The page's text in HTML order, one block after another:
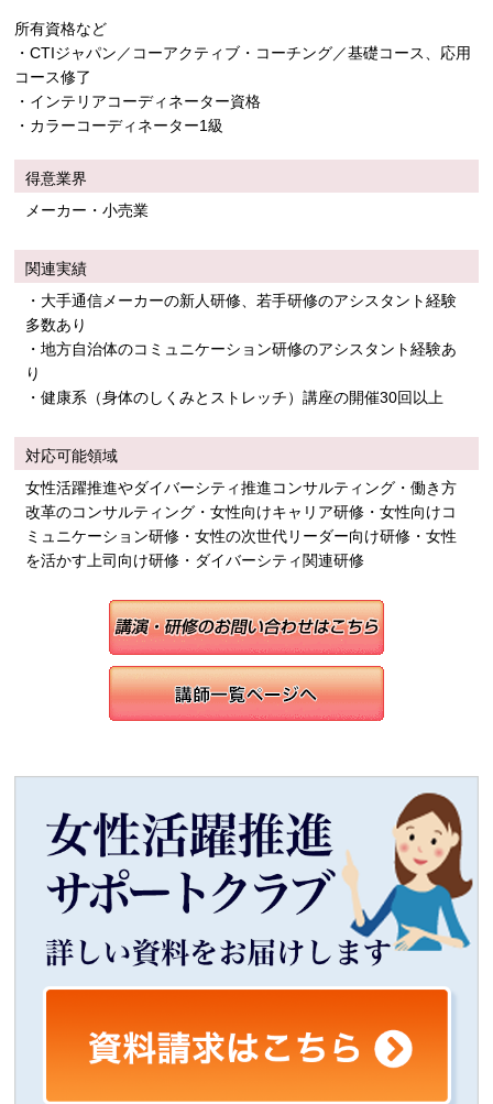
所有資格など
・CTIジャパン／コーアクティブ・コーチング／基礎コース、応用
コース修了
・インテリアコーディネーター資格
・カラーコーディネーター1級
得意業界
メーカー・小売業
関連実績
・大手通信メーカーの新人研修、若手研修のアシスタント経験
多数あり
・地方自治体のコミュニケーション研修のアシスタント経験あ
り
・健康系（身体のしくみとストレッチ）講座の開催30回以上
対応可能領域
女性活躍推進やダイバーシティ推進コンサルティング・働き方
改革のコンサルティング・女性向けキャリア研修・女性向けコ
ミュニケーション研修・女性の次世代リーダー向け研修・女性
を活かす上司向け研修・ダイバーシティ関連研修